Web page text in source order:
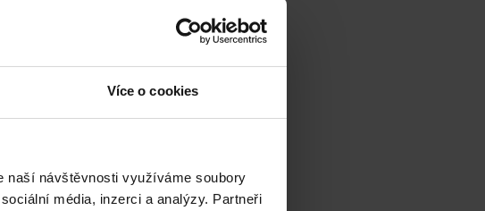
Více o cookies
naší návštěvnosti využíváme soubory
média, inzerci a analýzy. Partneři